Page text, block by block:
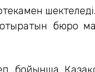
бюро
бойынша